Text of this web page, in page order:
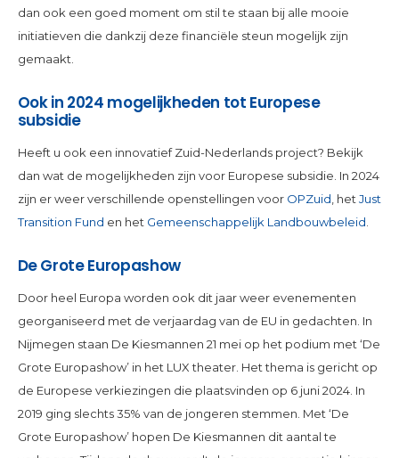
dan ook een goed moment om stil te staan bij alle mooie
initiatieven die dankzij deze financiële steun mogelijk zijn
gemaakt.
Ook in 2024 mogelijkheden tot Europese
subsidie
Heeft u ook een innovatief Zuid-Nederlands project? Bekijk
dan wat de mogelijkheden zijn voor Europese subsidie. In 2024
zijn er weer verschillende openstellingen voor OPZuid , het Just
Transition Fund en het Gemeenschappelijk Landbouwbeleid
De Grote Europashow
Door heel Europa worden ook dit jaar weer evenementen
georganiseerd met de verjaardag van de EU in gedachten. In
Nijmegen staan De Kiesmannen 21 mei op het podium met ‘De
Grote Europashow’ in het LUX theater. Het thema is gericht op
de Europese verkiezingen die plaatsvinden op 6 juni 2024. In
2019 ging slechts 35% van de jongeren stemmen. Met ‘De
Grote Europashow’ hopen De Kiesmannen dit aantal te